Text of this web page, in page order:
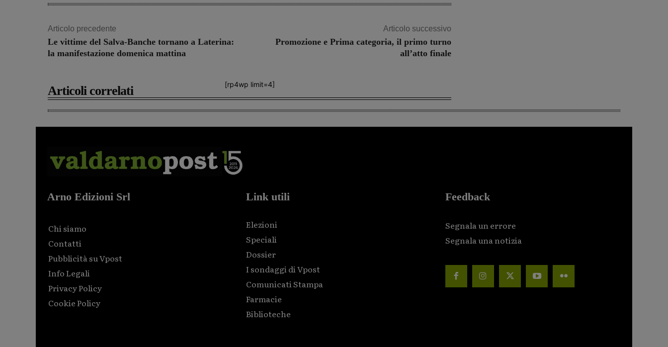
Articolo precedente
Le vittime del Salva-Banche tornano a Laterina:
la manifestazione domenica mattina
Articolo successivo
Promozione e Prima categoria, il primo turno
all’atto finale
[rp4wp limit=4]
Articoli correlati
Arno Edizioni Srl
Chi siamo
Contatti
Pubblicità su Vpost
Info Legali
Privacy Policy
Cookie Policy
Link utili
Elezioni
Speciali
Dossier
I sondaggi di Vpost
Comunicati Stampa
Farmacie
Biblioteche
Feedback
Segnala un errore
Segnala una notizia